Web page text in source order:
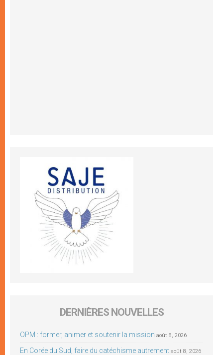
DERNIÈRES NOUVELLES
OPM : former, animer et soutenir la mission août 8, 2026
En Corée du Sud, faire du catéchisme autrement août 8, 2026